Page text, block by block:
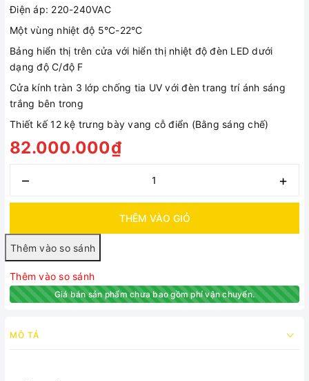
Điện áp: 220-240VAC
Một vùng nhiệt độ 5°C-22°C
Bảng hiển thị trên cửa với hiển thị nhiệt độ đèn LED dưới
dạng độ C/độ F
Cửa kính tràn 3 lớp chống tia UV với đèn trang trí ánh sáng
trắng bên trong
Thiết kế 12 kệ trưng bày vang cỗ điển (Bằng sáng chế)
82.000.000₫
– +
THÊM VÀO GIỎ
Thêm vào so sánh
Giá bán sản phẩm chưa bao gồm phí vận chuyển.
MÔ TẢ